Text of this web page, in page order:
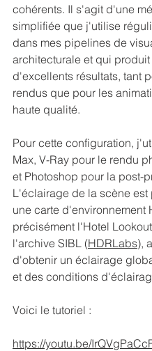
cohérents. Il s'agit d'une
simplifiée que j'utilise
dans mes pipelines de
architecturale et qui produit
d'excellents résultats, tant
rendus que pour les
haute qualité.
Pour cette configuration,
Max, V-Ray pour le rendu
et Photoshop pour la post-
L'éclairage de la scène est
une carte d'environnement
précisément l'Hotel
l'archive SIBL (HDRLabs),
d'obtenir un éclairage
et des conditions
Voici le tutoriel :
https://youtu.be/